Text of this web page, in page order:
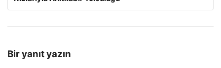
Bir yanıt yazın